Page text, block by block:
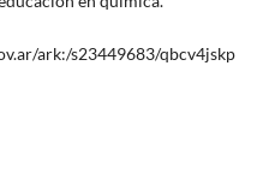
ark:/s23449683/qbcv4jskp